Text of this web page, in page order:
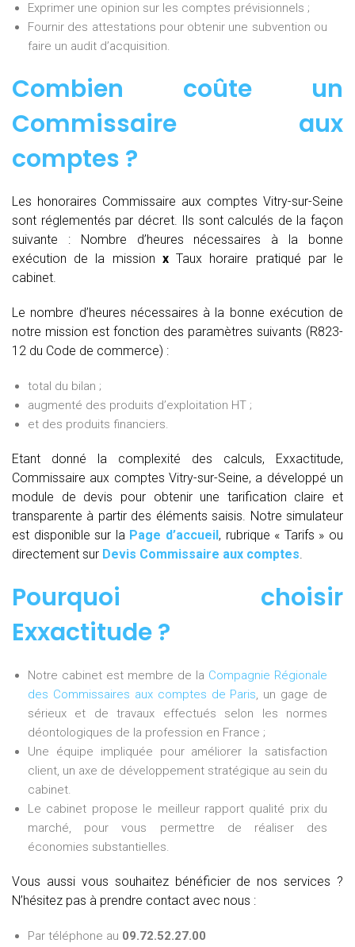
Exprimer une opinion sur les comptes prévisionnels ;
Fournir des attestations pour obtenir une subvention ou
faire un audit d’acquisition.
Combien coûte un
Commissaire aux
comptes ?
Les honoraires Commissaire aux comptes Vitry-sur-Seine
sont réglementés par décret. Ils sont calculés de la façon
suivante :
Nombre d’heures nécessaires à la bonne
exécution de la mission xTaux horaire pratiqué par le
cabinet.
Le nombre d’heures nécessaires à la bonne exécution de
notre mission est fonction des paramètres suivants (R823-
12 du Code de commerce) :
total du bilan ;
augmenté des produits d’exploitation HT ;
et des produits financiers.
Etant donné la complexité des calculs, Exxactitude,
Commissaire aux comptes Vitry-sur-Seine, a développé un
module de devis pour obtenir une tarification claire et
transparente à partir des éléments saisis. Notre simulateur
est disponible sur la Page d’accueil, rubrique « Tarifs » ou
directement sur Devis Commissaire aux comptes.
Pourquoi choisir
Exxactitude ?
Notre cabinet est membre de la Compagnie Régionale
des Commissaires aux comptes de Paris, un gage de
sérieux et de travaux effectués selon les normes
déontologiques de la profession en France ;
Une équipe impliquée pour améliorer la satisfaction
client, un axe de développement stratégique au sein du
cabinet.
Le cabinet propose le meilleur rapport qualité prix du
marché, pour vous permettre de réaliser des
économies substantielles.
Vous aussi vous souhaitez bénéficier de nos services ?
N’hésitez pas à prendre contact avec nous :
Par téléphone au 09.72.52.27.00